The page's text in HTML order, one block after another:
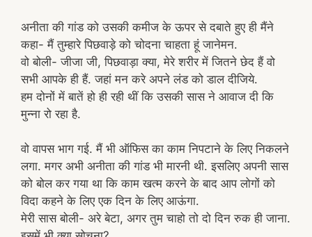
अनीता की गांड को उसकी कमीज के ऊपर से दबाते हुए ही मैंने
कहा- मैं तुम्हारे पिछवाड़े को चोदना चाहता हूं जानेमन.
वो बोली- जीजा जी, पिछवाड़ा क्या, मेरे शरीर में जितने छेद हैं वो
सभी आपके ही हैं. जहां मन करे अपने लंड को डाल दीजिये.
हम दोनों में बातें हो ही रही थीं कि उसकी सास ने आवाज दी कि
मुन्ना रो रहा है.
वो वापस भाग गई. मैं भी ऑफिस का काम निपटाने के लिए निकलने
लगा. मगर अभी अनीता की गांड भी मारनी थी. इसलिए अपनी सास
को बोल कर गया था कि काम खत्म करने के बाद आप लोगों को
विदा कहने के लिए एक दिन के लिए आऊंगा.
मेरी सास बोली- अरे बेटा, अगर तुम चाहो तो दो दिन रुक ही जाना.